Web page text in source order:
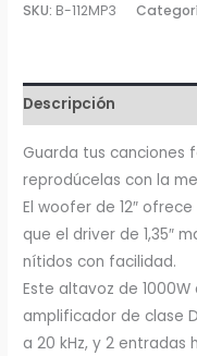
12"
cantidad
SKU: B-112MP3
Descripción
Guarda tus canciones
reprodúcelas con la
El woofer de 12″
que el driver de 1,35″
nítidos con facilidad.
Este altavoz de
amplificador de clase
a 20 kHz, y 2 entradas